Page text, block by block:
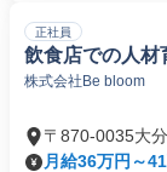
正社員
飲食店での人材
株式会社Be bloom
〒870-0035大
月給36万円～